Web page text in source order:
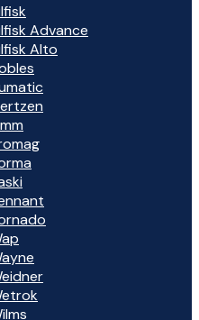
Advance
Alto